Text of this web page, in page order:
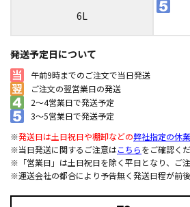
6L
発送予定日について
午前9時までのご注文で当日発送
ご注文の翌営業日の発送
2～4営業日で発送予定
3～5営業日で発送予定
※発送日は土日祝日や棚卸などの弊社指定の休
※当日発送に関するご注意はこちらをご確認くだ
※「営業日」は土日祝日を除く平日となり、ご注
※運送会社の都合により予告無く発送日程が前後